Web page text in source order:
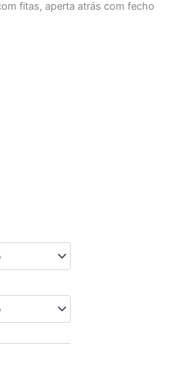
fitas, aperta atrás com fecho